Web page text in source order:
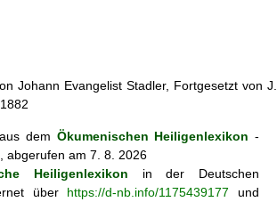
Johann Evangelist Stadler, Fortgesetzt von J.
dem Ökumenischen Heiligenlexikon -
, abgerufen am 7. 8. 2026
Heiligenlexikon in der Deutschen
über https://d-nb.info/1175439177 und